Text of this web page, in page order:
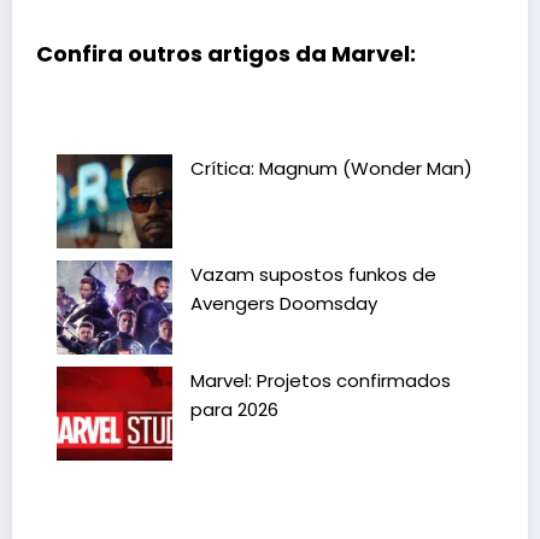
Confira outros artigos da Marvel:
Crítica: Magnum (Wonder Man)
Vazam supostos funkos de
Avengers Doomsday
Marvel: Projetos confirmados
para 2026